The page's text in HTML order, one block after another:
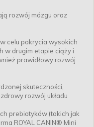
rozwój mózgu oraz
celu pokrycia wysokich
w drugim etapie ciąży i
prawidłowy rozwój
skuteczności,
rozwój układu
prebiotyków (takich jak
ROYAL CANIN® Mini